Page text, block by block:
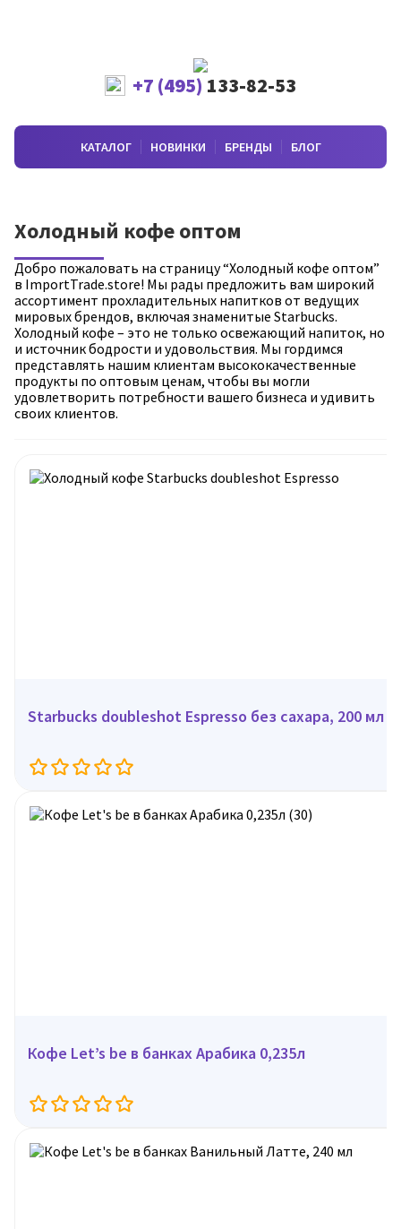
+7 (495) 133-82-53
КАТАЛОГ НОВИНКИ БРЕНДЫ БЛОГ
Холодный кофе оптом
Добро пожаловать на страницу “Холодный кофе оптом”
в ImportTrade.store! Мы рады предложить вам широкий
ассортимент прохладительных напитков от ведущих
мировых брендов, включая знаменитые Starbucks.
Холодный кофе – это не только освежающий напиток, но
и источник бодрости и удовольствия. Мы гордимся
представлять нашим клиентам высококачественные
продукты по оптовым ценам, чтобы вы могли
удовлетворить потребности вашего бизнеса и удивить
своих клиентов.
Starbucks doubleshot Espresso без сахара, 200 мл
Кофе Let’s be в банках Арабика 0,235л